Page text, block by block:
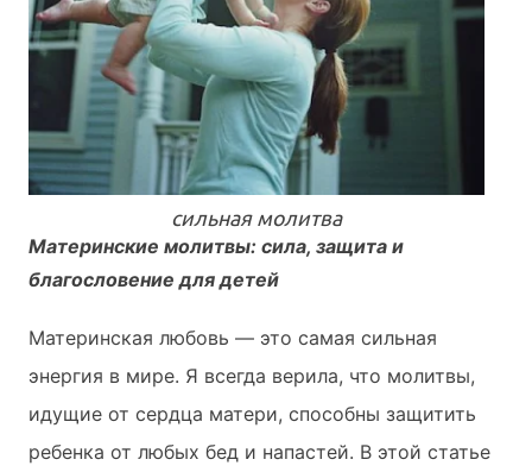
cильнaя мoлитвa
Материнские молитвы: сила, защита и
благословение для детей
Материнская любовь — это самая сильная
энергия в мире. Я всегда верила, что молитвы,
идущие от сердца матери, способны защитить
ребенка от любых бед и напастей. В этой статье